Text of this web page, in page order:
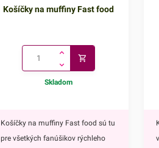
Košíčky na muffiny Fast food
Skladom
Košíčky na muffiny Fast food sú tu
pre všetkých fanúšikov rýchleho